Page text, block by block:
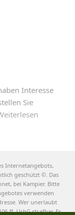
Interesse
Sie
Internetangebots,
geschützt ©. Das
bei Kampier. Bitte
verwenden
Wer unerlaubt
ff. UrhG strafbar. Er